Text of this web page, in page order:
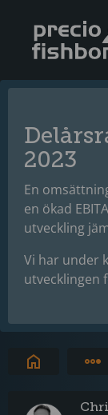
2023
En
en ökad
utveckling
Vi har under
utvecklingen